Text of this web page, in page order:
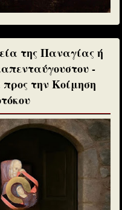
της Παναγίας ή
-
την Κοίμηση